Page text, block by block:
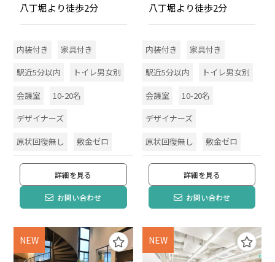
八丁堀より徒歩2分
内装付き
家具付き
駅近5分以内
トイレ男女別
会議室
10-20名
デザイナーズ
原状回復無し
敷金ゼロ
詳細を見る
お問い合わせ
八丁堀より徒歩2分
内装付き
家具付き
駅近5分以内
トイレ男女別
会議室
10-20名
デザイナーズ
原状回復無し
敷金ゼロ
詳細を見る
お問い合わせ
NEW NEW